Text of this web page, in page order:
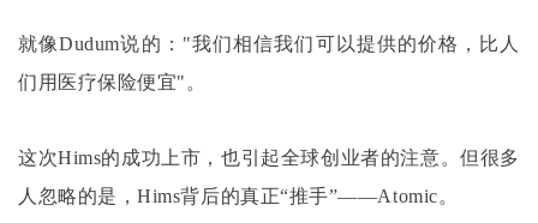
就像Dudum说的："我们相信我们可以提供的价格，比人
们用医疗保险便宜"。
这次Hims的成功上市，也引起全球创业者的注意。但很多
人忽略的是，Hims背后的真正“推手”——Atomic。